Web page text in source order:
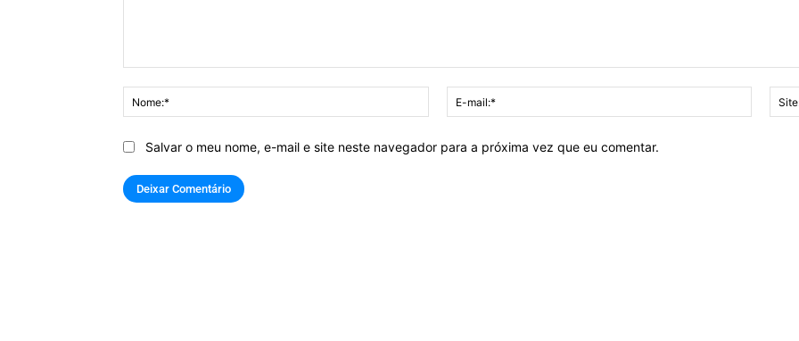
Nome:*
mail:*
Salvar o meu nome, e-mail e site neste navegador para a próxima vez que eu comentar.